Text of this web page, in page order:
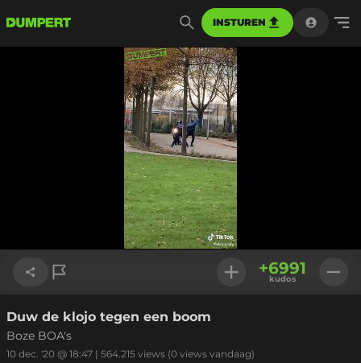
INSTUREN
Geladen:
100.00%
Link kopiëren
+6991
kudos
Duw de klojo tegen een boom
Boze BOA's
10 dec. '20 @ 18:47 | 564.215 views (0 views vandaag)